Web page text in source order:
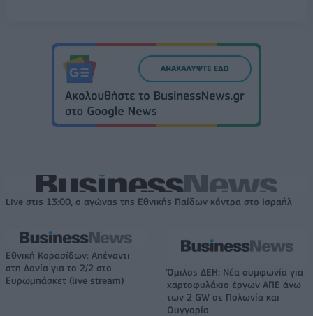
Live στις 13:00, ο αγώνας της Εθνικής Παίδων κόντρα στο Ισραήλ
Εθνική Κορασίδων: Απέναντι
στη Δανία για το 2/2 στο
Ευρωμπάσκετ (live stream)
Όμιλος ΔΕΗ: Νέα συμφωνία για
χαρτοφυλάκιο έργων ΑΠΕ άνω
των 2 GW σε Πολωνία και
Ουγγαρία